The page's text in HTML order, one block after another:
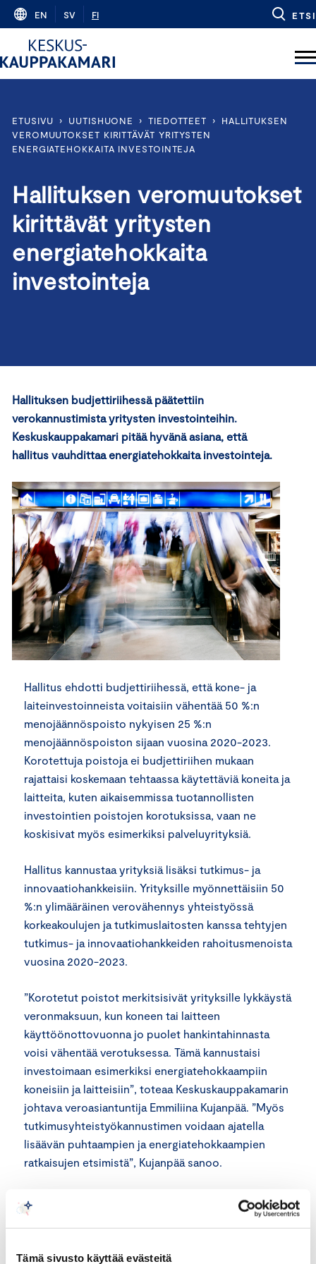
Tämä sivusto käyttää evästeitä
Skip
content
EN SV FI ETSI
ETUSIVU › UUTISHUONE › TIEDOTTEET ›
HALLITUKSEN
VEROMUUTOKSET KIRITTÄVÄT YRITYSTEN
ENERGIATEHOKKAITA INVESTOINTEJA
Hallituksen veromuutokset
kirittävät yritysten
energiatehokkaita
investointeja
Hallituksen budjettiriihessä päätettiin
verokannustimista yritysten investointeihin.
Keskuskauppakamari pitää hyvänä asiana, että
hallitus vauhdittaa energiatehokkaita investointeja.
Hallitus ehdotti budjettiriihessä, että kone- ja
laiteinvestoinneista voitaisiin vähentää 50 %:n
menojäännöspoisto nykyisen 25 %:n
menojäännöspoiston sijaan vuosina 2020-2023.
Korotettuja poistoja ei budjettiriihen mukaan
rajattaisi koskemaan tehtaassa käytettäviä koneita ja
laitteita, kuten aikaisemmissa tuotannollisten
investointien poistojen korotuksissa, vaan ne
koskisivat myös esimerkiksi palveluyrityksiä.
Hallitus kannustaa yrityksiä lisäksi tutkimus- ja
innovaatiohankkeisiin. Yrityksille myönnettäisiin 50
%:n ylimääräinen verovähennys yhteistyössä
korkeakoulujen ja tutkimuslaitosten kanssa tehtyjen
tutkimus- ja innovaatiohankkeiden rahoitusmenoista
vuosina 2020-2023.
”Korotetut poistot merkitsisivät yrityksille lykkäystä
veronmaksuun, kun koneen tai laitteen
käyttöönottovuonna jo puolet hankintahinnasta
voisi vähentää verotuksessa. Tämä kannustaisi
investoimaan esimerkiksi energiatehokkaampiin
koneisiin ja laitteisiin”, toteaa Keskuskauppakamarin
johtava veroasiantuntija Emmiliina Kujanpää. ”Myös
tutkimusyhteistyökannustimen voidaan ajatella
lisäävän puhtaampien ja energiatehokkaampien
ratkaisujen etsimistä”, Kujanpää sanoo.
Energiatehokkaita investointeja kirittävät myös
budjettiriihen veronkiristykset. Hallitusohjelmassa
veronkiristys toteutetaan kokonaisuudessaan